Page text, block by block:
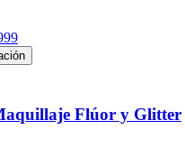
Flúor y Glitter